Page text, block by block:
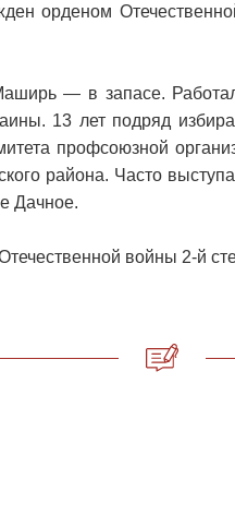
орденом
— в запасе.
13 лет подряд
профсоюзной
района. Часто
Дачное.
войны 2-й